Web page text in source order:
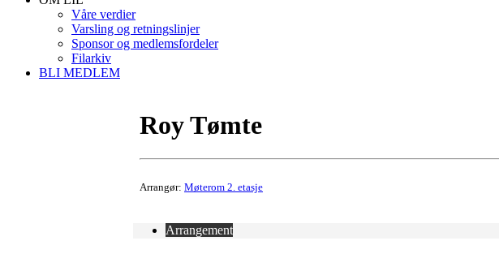
Våre verdier
Varsling og retningslinjer
Sponsor og medlemsfordeler
Filarkiv
BLI MEDLEM
Roy Tømte
Arrangør: Møterom 2. etasje
Arrangement